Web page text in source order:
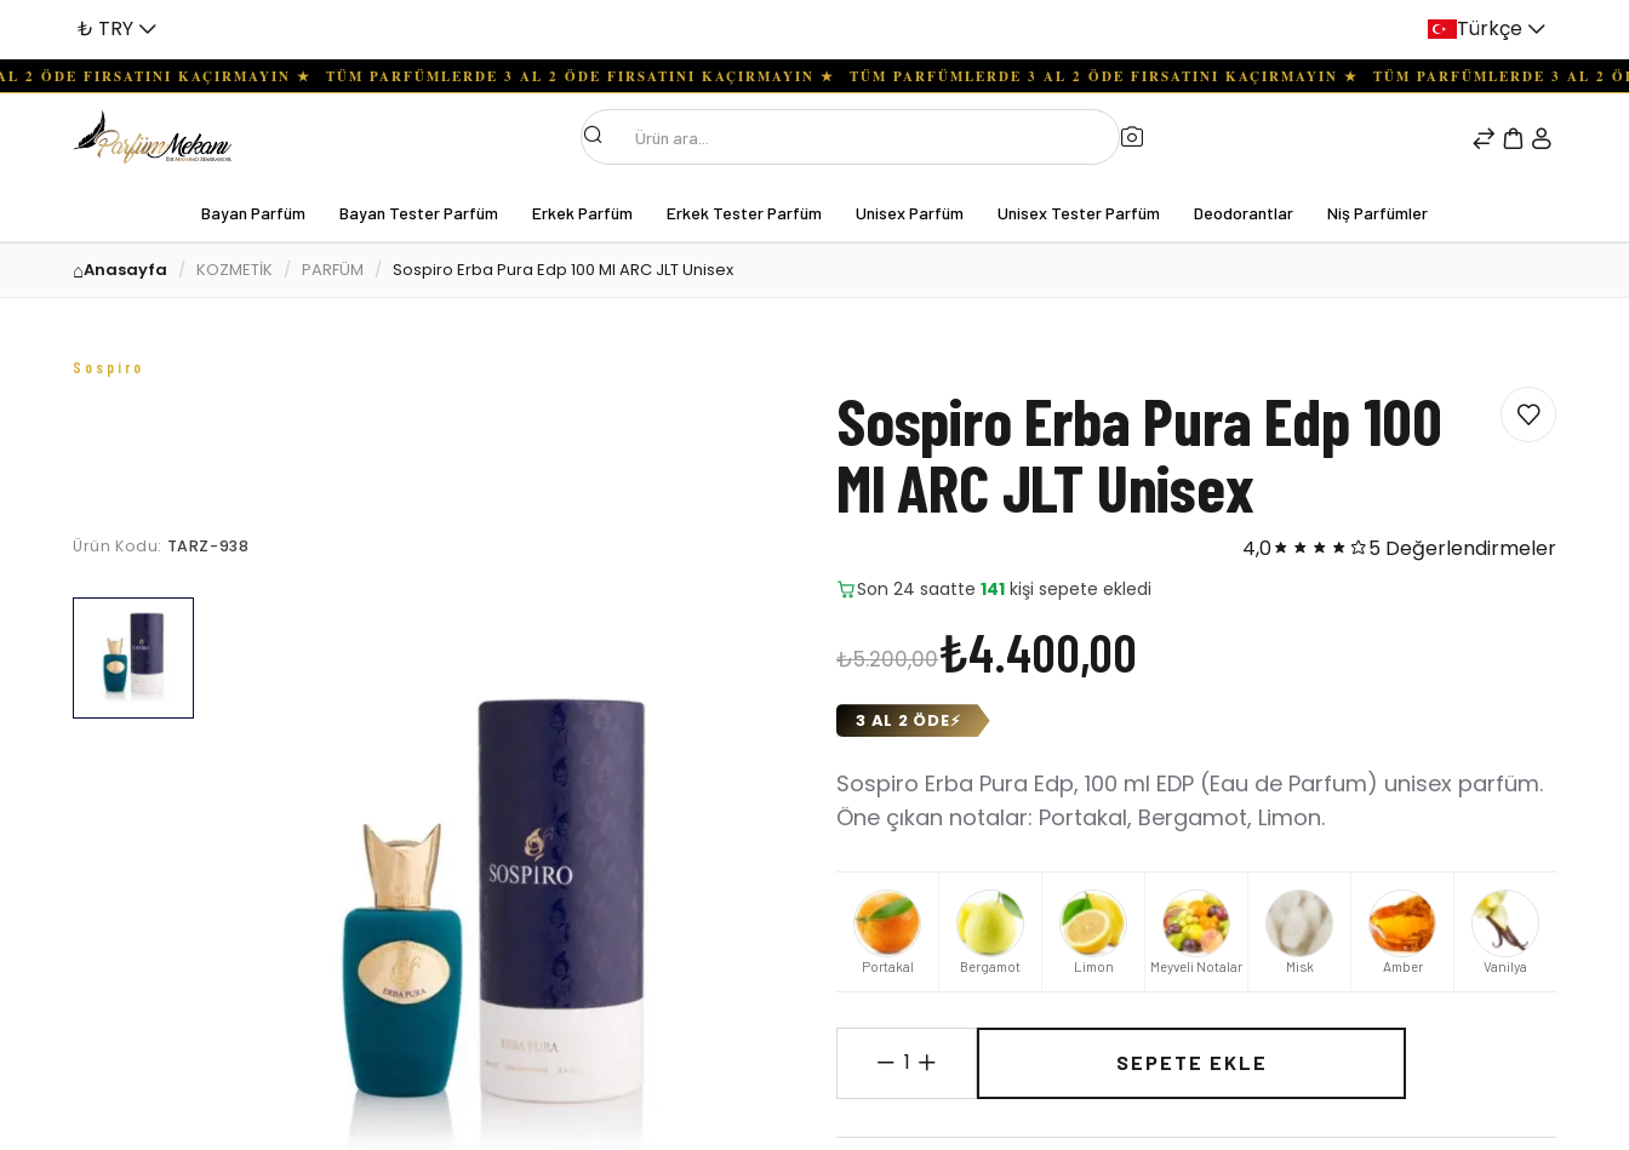
₺ TRY Türkçe
Bayan Parfüm Bayan Tester Parfüm Erkek Parfüm Erkek Tester Parfüm Unisex Parfüm Unisex Tester Parfüm Deodorantlar Niş Parfümler
Ara
Anasayfa KOZMETİK PARFÜM Sospiro Erba Pura Edp 100 Ml ARC JLT Unisex
Sospiro
Sospiro Erba Pura Edp 100
Ml ARC JLT Unisex
Ürün Kodu: TARZ-938 4,0 5 Değerlendirmeler
Son 24 saatte 9adet satıldı
₺5.200,00₺4.400,00
3 AL 2 ÖDE⚡
Sospiro Erba Pura Edp, 100 ml EDP (Eau de Parfum) unisex parfüm.
Öne çıkan notalar: Portakal, Bergamot, Limon.
Portakal Bergamot Limon Meyveli Notalar Misk Amber Vanilya
1 SEPETE EKLE